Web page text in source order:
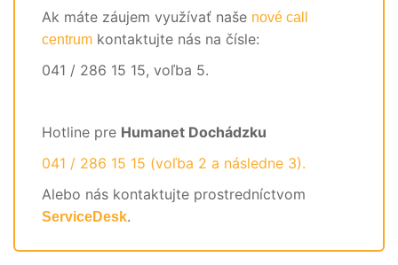
Ak máte záujem využívať naše nové call
centrum kontaktujte nás na čísle:
041 / 286 15 15, voľba 5.
Hotline pre Humanet Dochádzku
041 / 286 15 15 (voľba 2 a následne 3).
Alebo nás kontaktujte prostredníctvom
ServiceDesk.